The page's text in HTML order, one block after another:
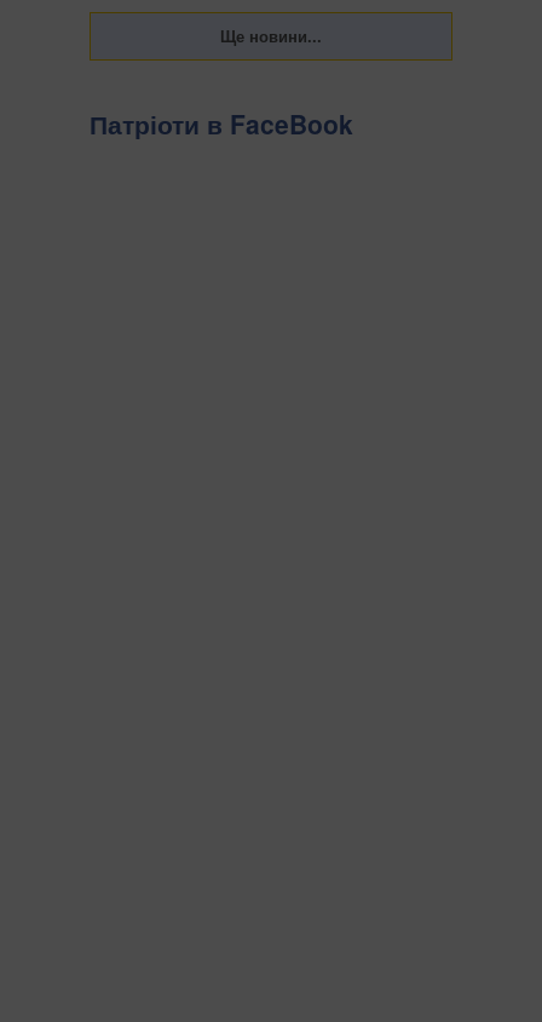
Патріоти в FaceBook